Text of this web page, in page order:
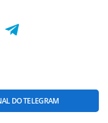
DO TELEGRAM